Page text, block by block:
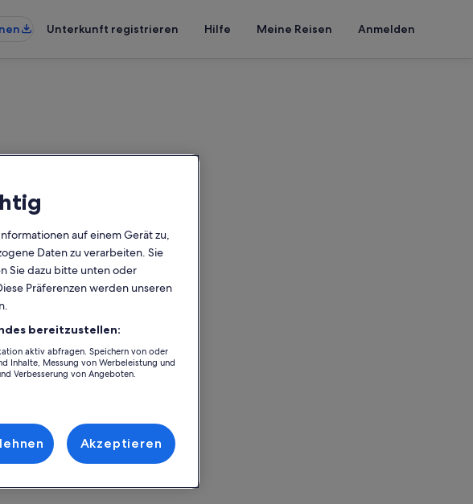
Unterkunft registrieren Hilfe Meine Reisen Anmelden
auf einem Gerät zu,
Daten zu verarbeiten. Sie
Sie dazu bitte unten oder
Präferenzen werden unseren
bereitzustellen:
aktiv abfragen. Speichern von oder
Inhalte, Messung von Werbeleistung und
Verbesserung von Angeboten.
Akzeptieren